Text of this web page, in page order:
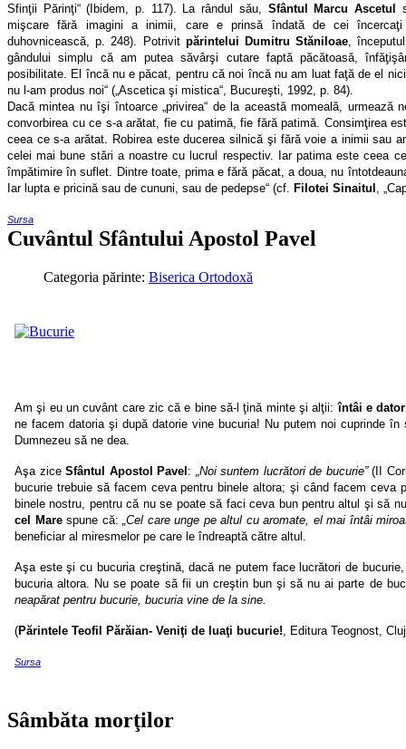
Sfinţii Părinţi“ (Ibidem, p. 117). La rândul său, Sfântul Marcu Ascetul
mişcare fără imagini a inimii, care e prinsă îndată de cei încercaţi
duhovnicească, p. 248). Potrivit părintelui Dumitru Stăniloae ,
gândului simplu că am putea săvârşi cutare faptă păcătoasă,
posibilitate. El încă nu e păcat, pentru că noi încă nu am luat faţă de el
nu l-am produs noi“ („Ascetica şi mistica“, Bucureşti, 1992, p. 84).
Dacă mintea nu îşi întoarce „privirea“ de la această momeală, urmează
convorbirea cu ce s-a arătat, fie cu patimă, fie fără patimă. Consimţirea
ceea ce s-a arătat. Robirea este ducerea silnică şi fără voie a inimii sau
celei mai bune stări a noastre cu lucrul respectiv. Iar patima este ceea
împătimire în suflet. Dintre toate, prima e fără păcat, a doua, nu
Iar lupta e pricină sau de cununi, sau de pedepse“ (cf. Filotei Sinaitul ,
Sursa
Cuvântul Sfântului Apostol Pavel
Categoria părinte: Biserica Ortodoxă
Am şi eu un cuvânt care zic că e bine să-l ţină minte şi alţii:întâi e
ne facem datoria şi după datorie vine bucuria! Nu putem noi cuprinde
Dumnezeu să ne dea.
Aşa zice Sfântul Apostol Pavel: „Noi suntem lucrători de bucurie” (II
bucurie trebuie să facem ceva pentru binele altora; şi când facem ceva
binele nostru, pentru că nu se poate să faci ceva bun pentru altul şi să
cel Marespune că: „Cel care unge pe altul cu aromate, el mai întâi
beneficiar al miresmelor pe care le îndreaptă către altul.
Aşa este şi cu bucuria creştină, dacă ne putem face lucrători de
bucuria altora. Nu se poate să fii un creştin bun şi să nu ai parte de
neapărat pentru bucurie, bucuria vine de la sine.
(Părintele Teofil Părăian- Veniţi de luaţi bucurie! , Editura Teognost,
Sursa
Sâmbăta morţilor